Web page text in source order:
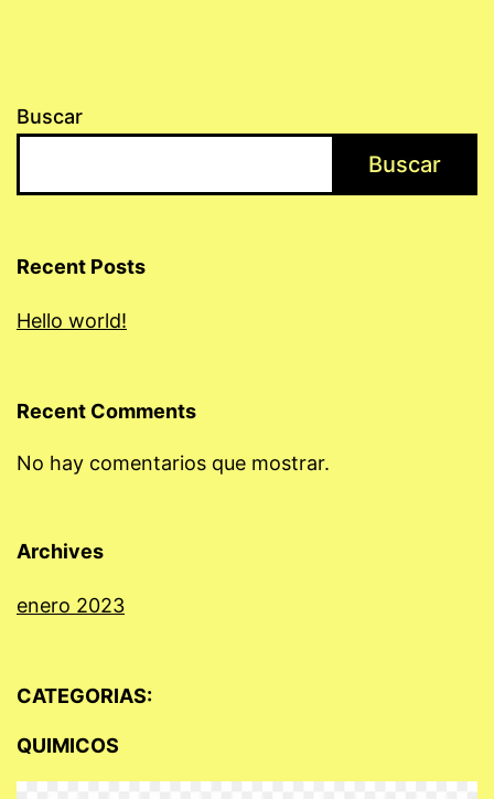
Buscar
Buscar
Recent Posts
Hello world!
Recent Comments
No hay comentarios que mostrar.
Archives
enero 2023
CATEGORIAS:
QUIMICOS